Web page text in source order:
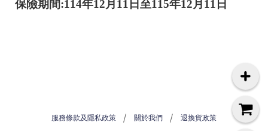
保險期間:114年12月11日至115年12月11日
服務條款及隱私政策 關於我們 退換貨政策